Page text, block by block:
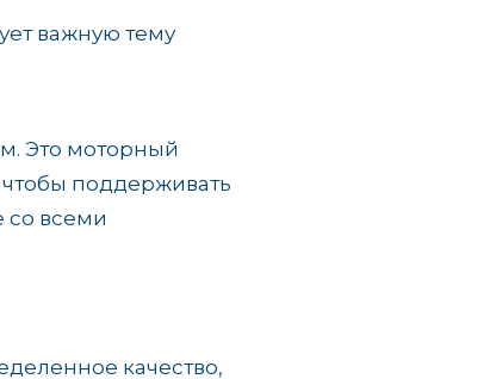
важную тему
Это моторный
чтобы поддерживать
со всеми
качество,